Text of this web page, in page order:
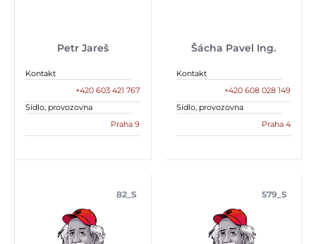
Petr Jareš
Kontakt
+420 603 421 767
Sídlo, provozovna
Praha 9
Šácha Pavel Ing.
Kontakt
+420 608 028 149
Sídlo, provozovna
Praha 4
82_S 579_S